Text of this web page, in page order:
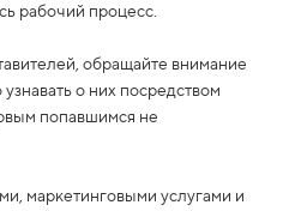
рабочий процесс.
обращайте внимание
о них посредством
попавшимся не
маркетинговыми услугами и